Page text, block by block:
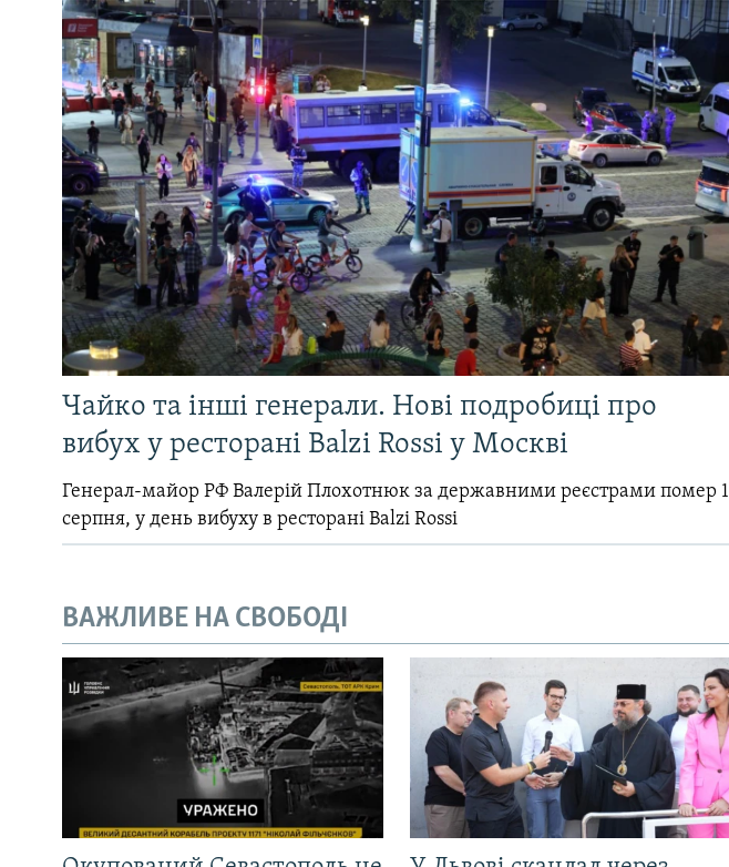
Чайко та інші генерали. Нові подробиці про
вибух у ресторані Balzi Rossi у Москві
Генерал-майор РФ Валерій Плохотнюк за державними реєстрами помер 1
серпня, у день вибуху в ресторані Balzi Rossi
ВАЖЛИВЕ НА СВОБОДІ